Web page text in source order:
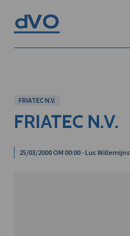
FRIATEC N.V.
FRIATEC N.V.
25/03/2000 OM 00:00 - Luc Willemijns